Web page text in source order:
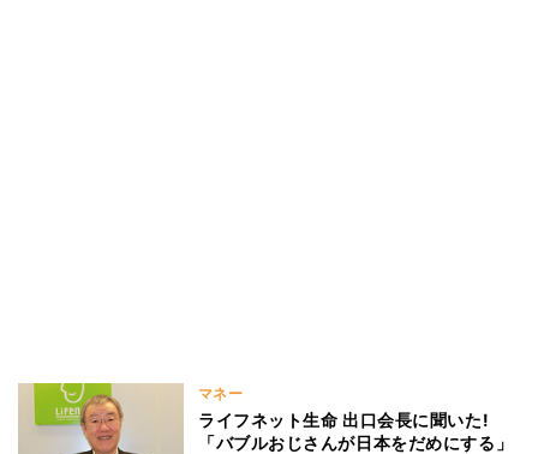
マネー
ライフネット生命 出口会長に聞いた!
「バブルおじさんが日本をだめにする」